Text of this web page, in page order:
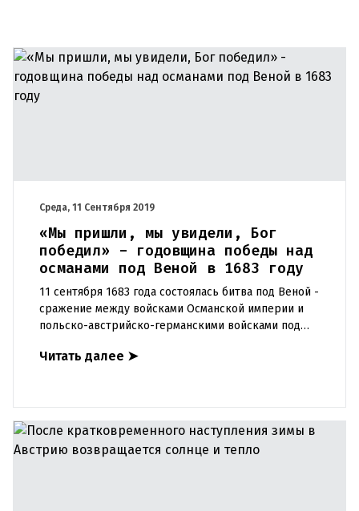
Среда, 11 Сентября 2019
«Мы пришли, мы увидели, Бог
победил» - годовщина победы над
османами под Веной в 1683 году
11 сентября 1683 года состоялась битва под Веной -
сражение между войсками Османской империи и
польско-австрийско-германскими войсками под
Польского и Великого
Читать далее ➤